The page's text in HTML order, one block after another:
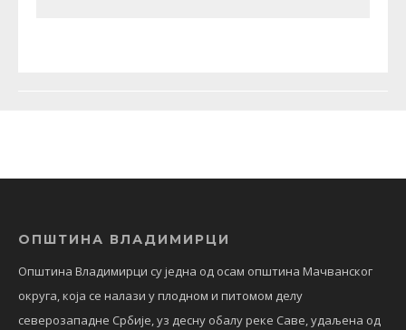
ОПШТИНА ВЛАДИМИРЦИ
Општина Владимирци су једна од осам општина Мачванског
округа, која се налази у плодном и питомом делу
северозападне Србије, уз десну обалу реке Саве, удаљена од